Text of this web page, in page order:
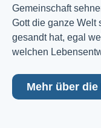
Gemeinschaft
Gott die ganze Welt
gesandt hat, egal
welchen
Mehr über